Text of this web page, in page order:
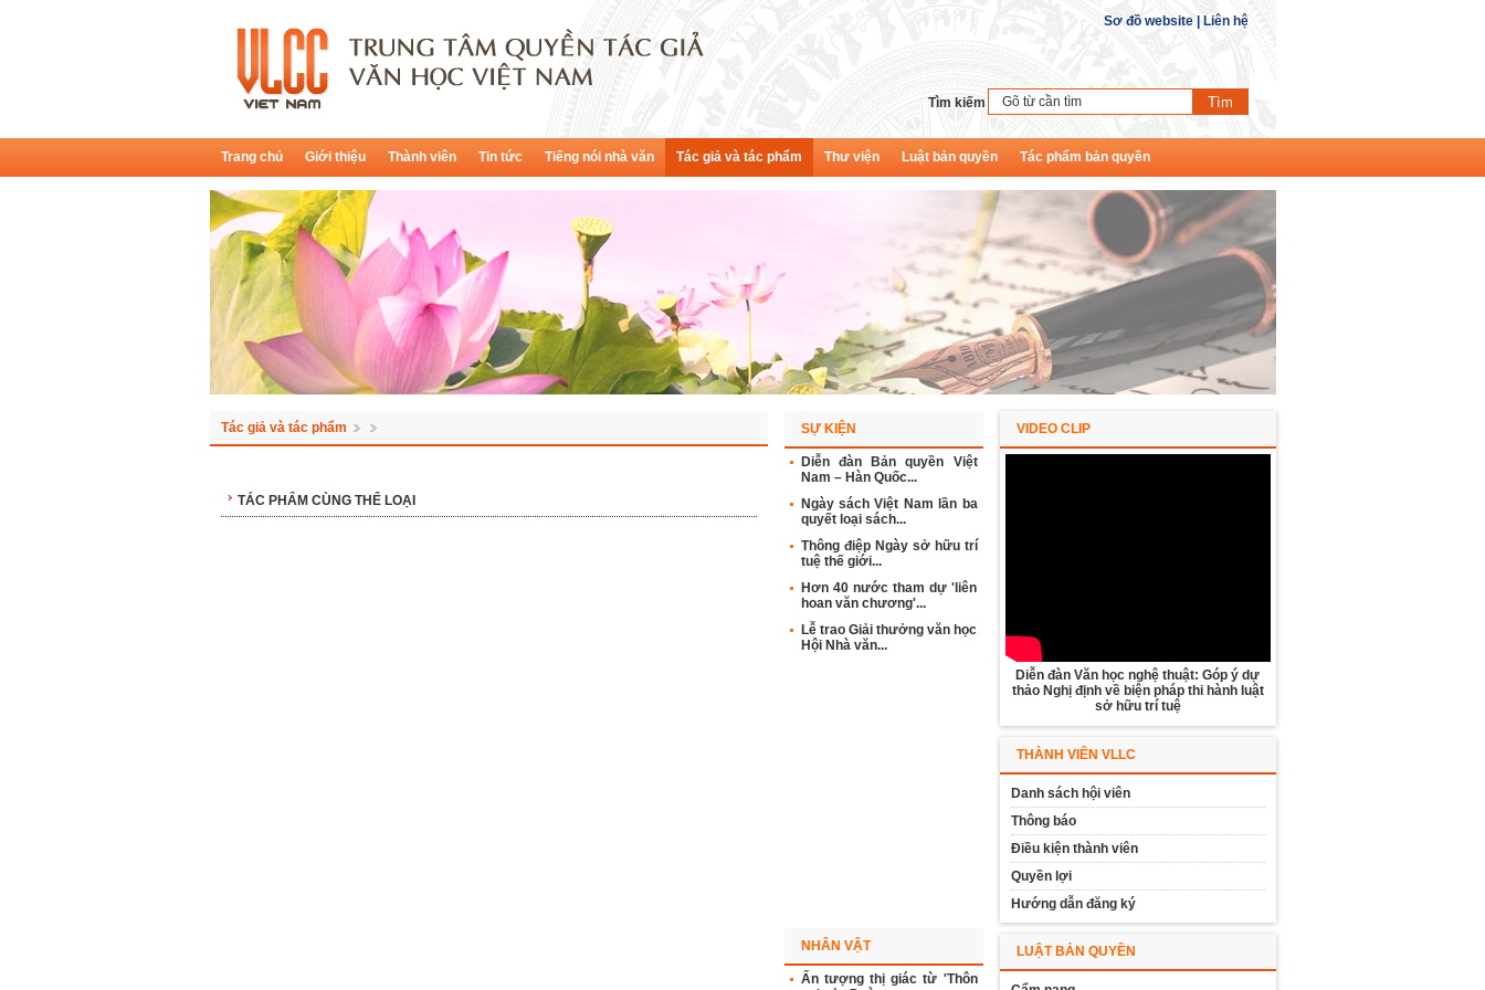
Sơ đồ website| Liên hệ
Tìm kiếm
Trang chủ Giới thiệu Thành viên Tin tức Tiếng nói nhà văn Tác giả và tác phẩm Thư viện Luật bản quyền Tác phẩm bản quyền
Tác giả và tác phẩm
TÁC PHẨM CÙNG THỂ LOẠI
SỰ KIỆN
Diễn đàn Bản quyền Việt
Nam – Hàn Quốc...
Ngày sách Việt Nam lần ba
quyết loại sách...
Thông điệp Ngày sở hữu trí
tuệ thế giới...
Hơn 40 nước tham dự 'liên
hoan văn chương'...
Lễ trao Giải thưởng văn học
Hội Nhà văn...
NHÂN VẬT
Ấn tượng thị giác từ 'Thôn
VIDEO CLIP
Diễn đàn Văn học nghệ thuật: Góp ý dự
thảo Nghị định về biện pháp thi hành luật
sở hữu trí tuệ
THÀNH VIÊN VLLC
Danh sách hội viên
Thông báo
Điều kiện thành viên
Quyền lợi
Hướng dẫn đăng ký
LUẬT BẢN QUYỀN